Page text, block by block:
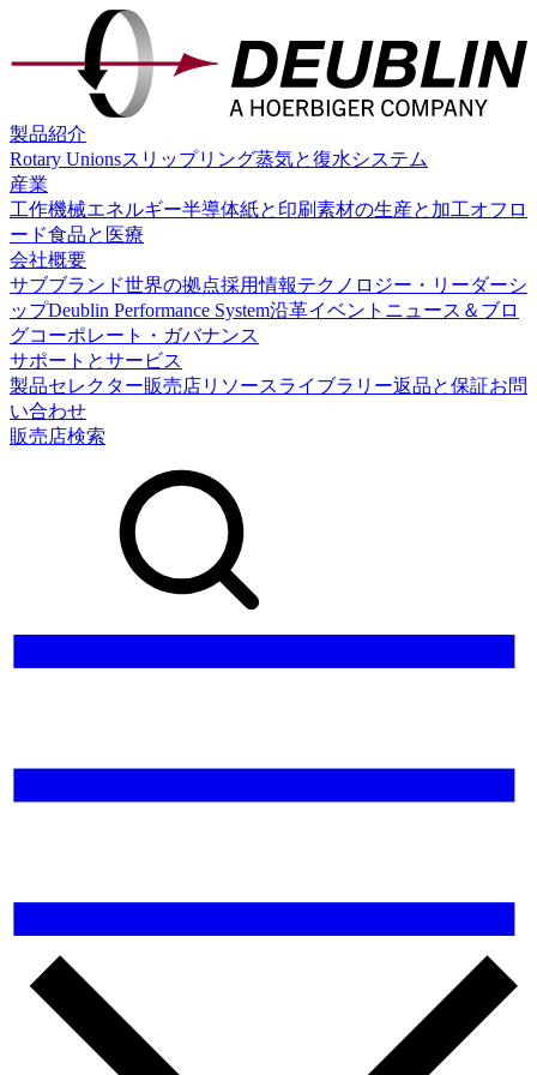
製品紹介
Rotary Unionsスリップリング蒸気と復水システム
産業
工作機械エネルギー半導体紙と印刷素材の生産と加工オフロ
ード食品と医療
会社概要
サブブランド世界の拠点採用情報テクノロジー・リーダーシ
ップDeublin Performance System沿革イベント ニュース＆ブロ
グコーポレート・ガバナンス
サポートとサービス
製品セレクター販売店リソースライブラリー返品と保証お問
い合わせ
販売店検索